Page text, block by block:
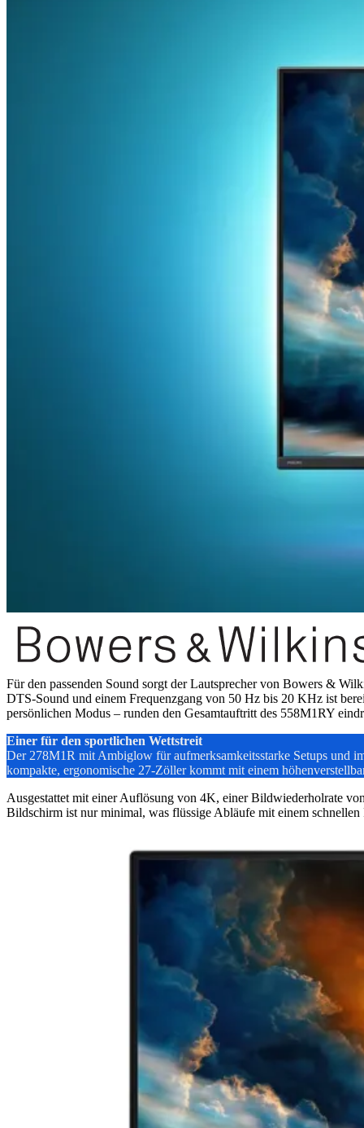
Für den passenden Sound sorgt der Lautsprecher von Bowers &
DTS-Sound und einem Frequenzgang von 50 Hz bis 20 KHz ist
persönlichen Modus – runden den Gesamtauftritt des 558M1RY
Einer für den sportlichen Wettstreit
Der 278M1R mit Ambiglow für aufmerksamkeitsstarke Setups und
kompakte, ergonomische 27-Zöller kommt mit einem
Ausgestattet mit einer Auflösung von 4K, einer Bildwiederholrate
Bildschirm ist nur minimal, was flüssige Abläufe mit einem